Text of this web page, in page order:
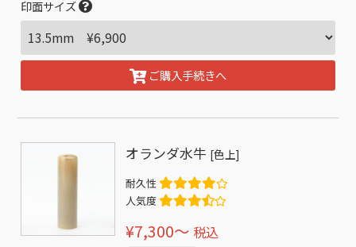
印面サイズ
ご購入手続きへ
オランダ水牛 [色上]
耐久性
人気度
¥7,300〜 税込